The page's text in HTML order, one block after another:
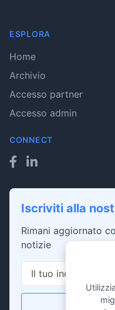
ESPLORA
Home
Archivio
Accesso partner
Accesso admin
CONNECT
Iscriviti alla
Rimani aggiornato
notizie